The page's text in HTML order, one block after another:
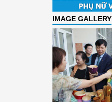
IMAGE GALLERY